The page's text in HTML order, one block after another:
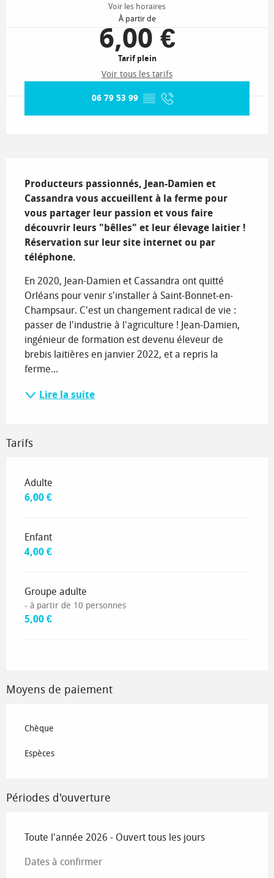
Voir les horaires
À partir de
6,00 €
Tarif plein
Voir tous les tarifs
06 79 53 99 ▒▒
Producteurs passionnés, Jean-Damien et
Cassandra vous accueillent à la ferme pour
vous partager leur passion et vous faire
découvrir leurs "bêlles" et leur élevage laitier !
Réservation sur leur site internet ou par
téléphone.
En 2020, Jean-Damien et Cassandra ont quitté
Orléans pour venir s'installer à Saint-Bonnet-en-
Champsaur. C'est un changement radical de vie :
passer de l'industrie à l'agriculture ! Jean-Damien,
ingénieur de formation est devenu éleveur de
brebis laitières en janvier 2022, et a repris la
ferme...
Lire la suite
Tarifs
Tarifs 2026
Adulte
6,00 €
Enfant
4,00 €
Groupe adulte
- à partir de 10 personnes
5,00 €
Moyens de paiement
Chèque
Espèces
Périodes d'ouverture
Toute l'année 2026 - Ouvert tous les jours
Dates à confirmer